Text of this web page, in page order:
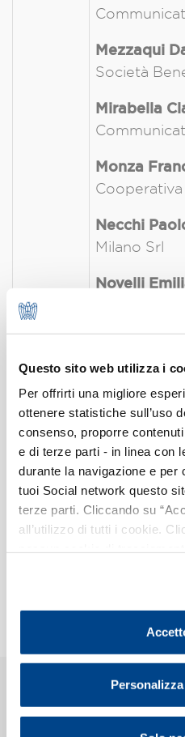
Questo sito web utilizza i
Per offrirti una migliore
ottenere statistiche sull’uso
consenso, proporre
e di terze parti - in linea con
durante la navigazione e per
tuoi Social network questo
terze parti. Cliccando su
all’utilizzo di tutti i cookie.
propria volontà in relazione
cookie del sito. Per ulteriori
Mezzaqui
Società
Mirabella
Monza
Cooperativa
Necchi
Milano Srl
Novelli
Secchi Luca
ADS - GLEN
E C.
Sidoli
Zurlo
Stampa
La storia